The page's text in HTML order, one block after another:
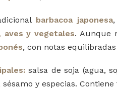
barbacoa japonesa
aves y vegetales. Aunque
, con notas
salsa de soja (agua,
y especias.